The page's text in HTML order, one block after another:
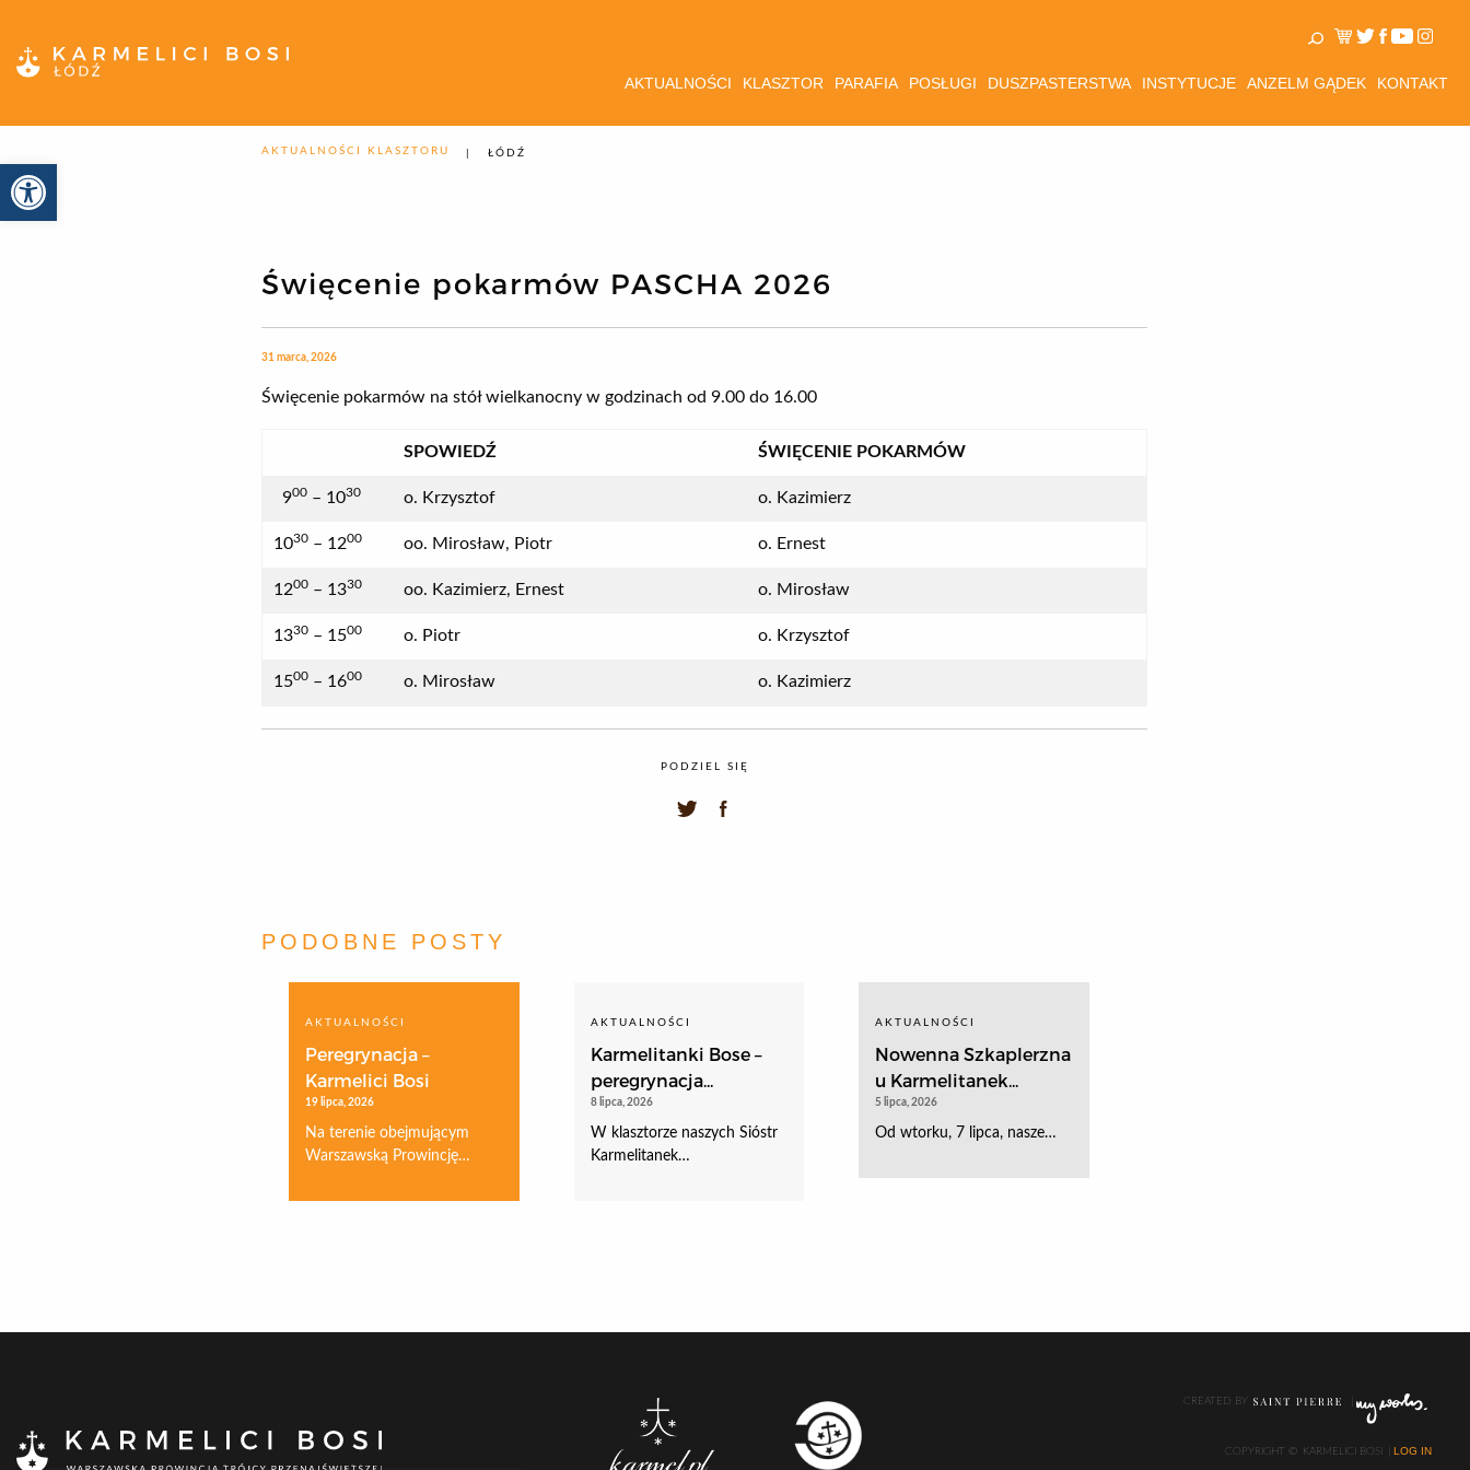
Otwórz pasek narzędzi
AKTUALNOŚCI KLASZTOR PARAFIA POSŁUGI DUSZPASTERSTWA INSTYTUCJE ANZELM GĄDEK KONTAKT
AKTUALNOŚCI KLASZTORU ŁÓDŹ
Święcenie pokarmów PASCHA 2026
31 marca, 2026
Święcenie pokarmów na stół wielkanocny w godzinach od 9.00 do 16.00
SPOWIEDŹ ŚWIĘCENIE POKARMÓW
900 – 1030 o. Krzysztof o. Kazimierz
1030 – 1200 oo. Mirosław, Piotr o. Ernest
1200 – 1330 oo. Kazimierz, Ernest o. Mirosław
1330 – 1500 o. Piotr o. Krzysztof
1500 – 1600 o. Mirosław o. Kazimierz
PODZIEL SIĘ
PODOBNE POSTY
AKTUALNOŚCI
Peregrynacja –
Karmelici Bosi
19 lipca, 2026
Na terenie obejmującym
Warszawską Prowincję…
AKTUALNOŚCI
Karmelitanki Bose –
peregrynacja...
8 lipca, 2026
W klasztorze naszych Sióstr
Karmelitanek…
AKTUALNOŚCI
Nowenna Szkaplerzna
u Karmelitanek...
5 lipca, 2026
Od wtorku, 7 lipca, nasze…
CREATED BY
COPYRIGHT © KARMELICI BOSI LOG IN